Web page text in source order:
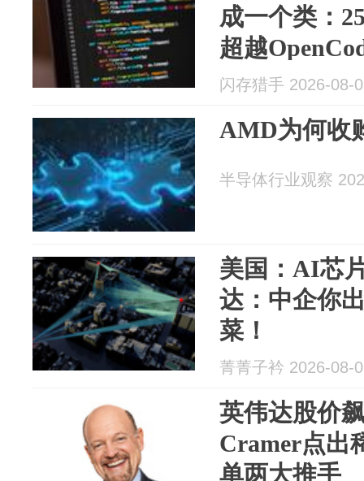
成一个类：
超越
闪存猎手 2026-08-
AMD为何收
半导体行业观察
美国：AI芯
达：中企你
菜！
菁菁子衿 2026-08-
英伟达股价
Cramer点出
单两大推手